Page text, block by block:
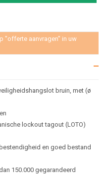
"offerte aanvragen" in uw
bruin, met (ø
lockout tagout (LOTO)
en goed bestand
150.000 gegarandeerd